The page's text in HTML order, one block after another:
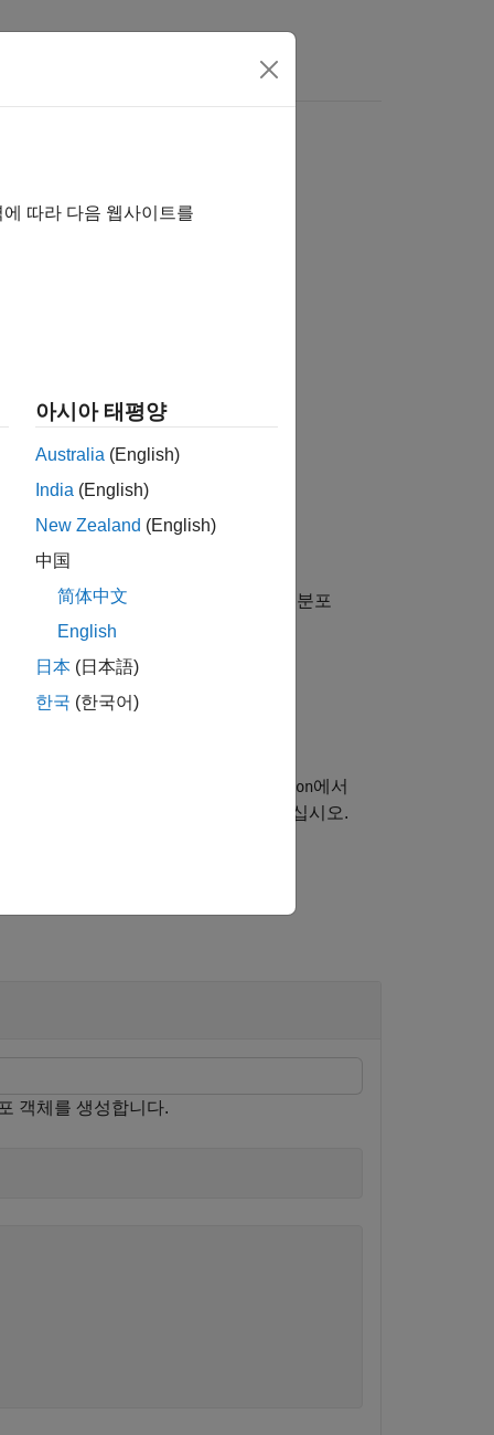
대한 확률 분포 객체를 생성합니다.
상의 분포 모수 값을 사용하여 확률 분포
ProbabilityDistribution에서
정 분포 함수를 정의한 후에 사용하십시오.
객체를 생성합니다.
따라 다음 웹사이트를
아시아 태평양
Australia (English)
India (English)
New Zealand (English)
中国
简体中文
English
日本 (日本語)
한국 (한국어)